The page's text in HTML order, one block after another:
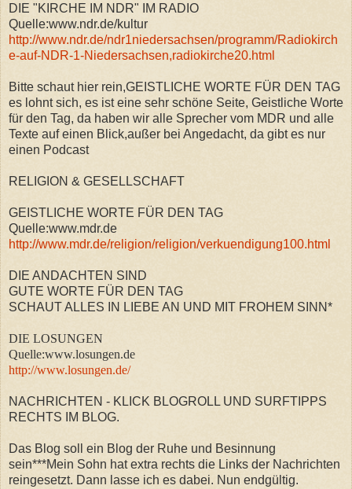
DIE "KIRCHE IM NDR" IM RADIO
Quelle:www.ndr.de/kultur
http://www.ndr.de/ndr1niedersachsen/programm/Radiokirch
e-auf-NDR-1-Niedersachsen,radiokirche20.html
Bitte schaut hier rein,GEISTLICHE WORTE FÜR DEN TAG
es lohnt sich, es ist eine sehr schöne Seite, Geistliche Worte
für den Tag, da haben wir alle Sprecher vom MDR und alle
Texte auf einen Blick,außer bei Angedacht, da gibt es nur
einen Podcast
RELIGION & GESELLSCHAFT
GEISTLICHE WORTE FÜR DEN TAG
Quelle:www.mdr.de
http://www.mdr.de/religion/religion/verkuendigung100.html
DIE ANDACHTEN SIND
GUTE WORTE FÜR DEN TAG
SCHAUT ALLES IN LIEBE AN UND MIT FROHEM SINN*
DIE LOSUNGEN
Quelle:www.losungen.de
http://www.losungen.de/
NACHRICHTEN - KLICK BLOGROLL UND SURFTIPPS
RECHTS IM BLOG.
Das Blog soll ein Blog der Ruhe und Besinnung
sein***Mein Sohn hat extra rechts die Links der Nachrichten
reingesetzt. Dann lasse ich es dabei. Nun endgültig.